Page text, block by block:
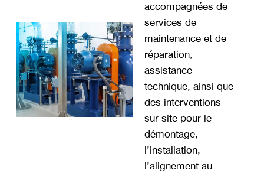
accompagnées de
services de
maintenance et de
réparation,
assistance
technique, ainsi que
des interventions
sur site pour le
démontage,
l’installation,
l’alignement au